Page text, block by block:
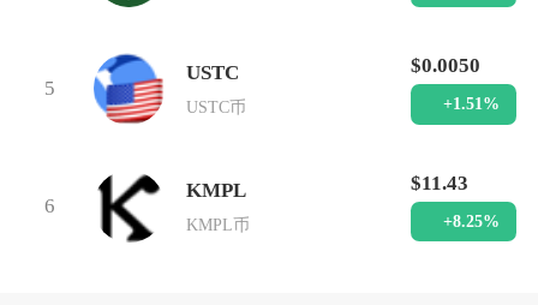
5
USTC
USTC币
$0.0050
+1.51%
6
KMPL
KMPL币
$11.43
+8.25%